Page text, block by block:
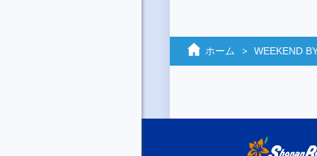
ホーム WEEKEND